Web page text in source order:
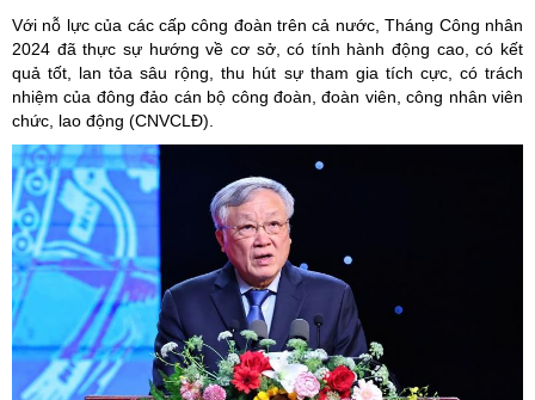
Với nỗ lực của các cấp công đoàn trên cả nước, Tháng Công nhân
2024 đã thực sự hướng về cơ sở, có tính hành động cao, có kết
quả tốt, lan tỏa sâu rộng, thu hút sự tham gia tích cực, có trách
nhiệm của đông đảo cán bộ công đoàn, đoàn viên, công nhân viên
chức, lao động (CNVCLĐ).